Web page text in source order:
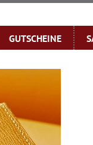
GUTSCHEINE